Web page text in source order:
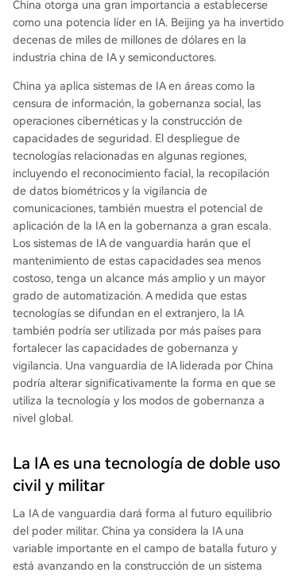
China otorga una gran importancia a establecerse
como una potencia líder en IA. Beijing ya ha invertido
decenas de miles de millones de dólares en la
industria china de IA y semiconductores.
China ya aplica sistemas de IA en áreas como la
censura de información, la gobernanza social, las
operaciones cibernéticas y la construcción de
capacidades de seguridad. El despliegue de
tecnologías relacionadas en algunas regiones,
incluyendo el reconocimiento facial, la recopilación
de datos biométricos y la vigilancia de
comunicaciones, también muestra el potencial de
aplicación de la IA en la gobernanza a gran escala.
Los sistemas de IA de vanguardia harán que el
mantenimiento de estas capacidades sea menos
costoso, tenga un alcance más amplio y un mayor
grado de automatización. A medida que estas
tecnologías se difundan en el extranjero, la IA
también podría ser utilizada por más países para
fortalecer las capacidades de gobernanza y
vigilancia. Una vanguardia de IA liderada por China
podría alterar significativamente la forma en que se
utiliza la tecnología y los modos de gobernanza a
nivel global.
La IA es una tecnología de doble uso
civil y militar
La IA de vanguardia dará forma al futuro equilibrio
del poder militar. China ya considera la IA una
variable importante en el campo de batalla futuro y
está avanzando en la construcción de un sistema